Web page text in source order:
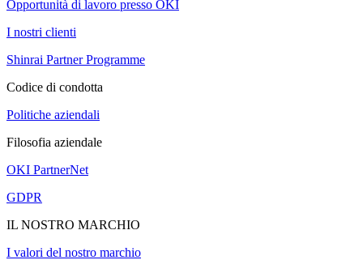
Opportunità di lavoro presso OKI
I nostri clienti
Shinrai Partner Programme
Codice di condotta
Politiche aziendali
Filosofia aziendale
OKI PartnerNet
GDPR
IL NOSTRO MARCHIO
I valori del nostro marchio